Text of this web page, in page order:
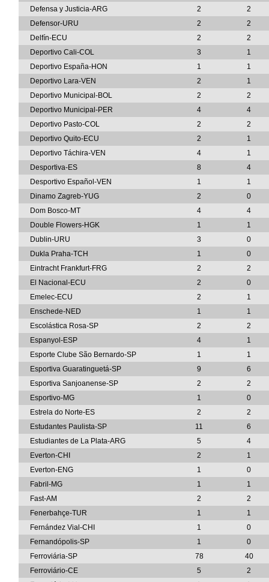
Defensa y Justicia-ARG
2
2
Defensor-URU
2
2
Delfín-ECU
2
2
Deportivo Cali-COL
3
1
Deportivo España-HON
1
1
Deportivo Lara-VEN
2
1
Deportivo Municipal-BOL
2
2
Deportivo Municipal-PER
4
4
Deportivo Pasto-COL
2
2
Deportivo Quito-ECU
2
1
Deportivo Táchira-VEN
4
1
Desportiva-ES
8
4
Desportivo Español-VEN
1
1
Dinamo Zagreb-YUG
2
0
Dom Bosco-MT
4
4
Double Flowers-HGK
1
1
Dublin-URU
3
0
Dukla Praha-TCH
1
0
Eintracht Frankfurt-FRG
2
2
El Nacional-ECU
2
0
Emelec-ECU
2
1
Enschede-NED
1
1
Escolástica Rosa-SP
2
2
Espanyol-ESP
4
1
Esporte Clube São Bernardo-SP
1
1
Esportiva Guaratinguetá-SP
9
6
Esportiva Sanjoanense-SP
2
2
Esportivo-MG
1
0
Estrela do Norte-ES
2
2
Estudantes Paulista-SP
11
6
Estudiantes de La Plata-ARG
5
4
Everton-CHI
2
1
Everton-ENG
1
0
Fabril-MG
1
1
Fast-AM
2
2
Fenerbahçe-TUR
1
1
Fernández Vial-CHI
1
0
Fernandópolis-SP
1
0
Ferroviária-SP
78
40
Ferroviário-CE
5
2